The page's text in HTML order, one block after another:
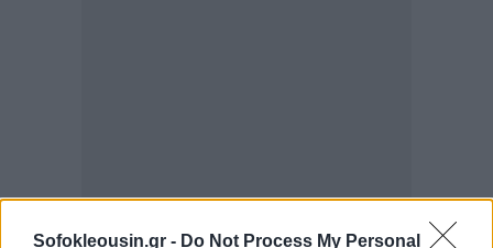
Sofokleousin.gr - Do Not Process My Personal